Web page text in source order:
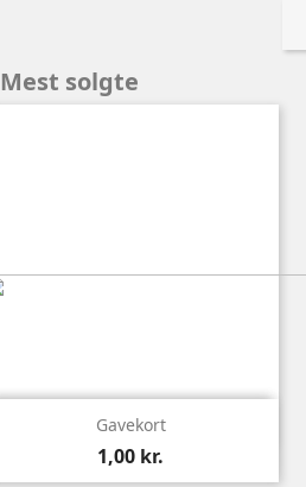
Mest solgte
 Vis
Gavekort
1,00 kr.